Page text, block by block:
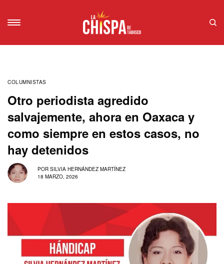
COLUMNISTAS
Otro periodista agredido
salvajemente, ahora en Oaxaca y
como siempre en estos casos, no
hay detenidos
POR SILVIA HERNÁNDEZ MARTÍNEZ
18 MARZO, 2026